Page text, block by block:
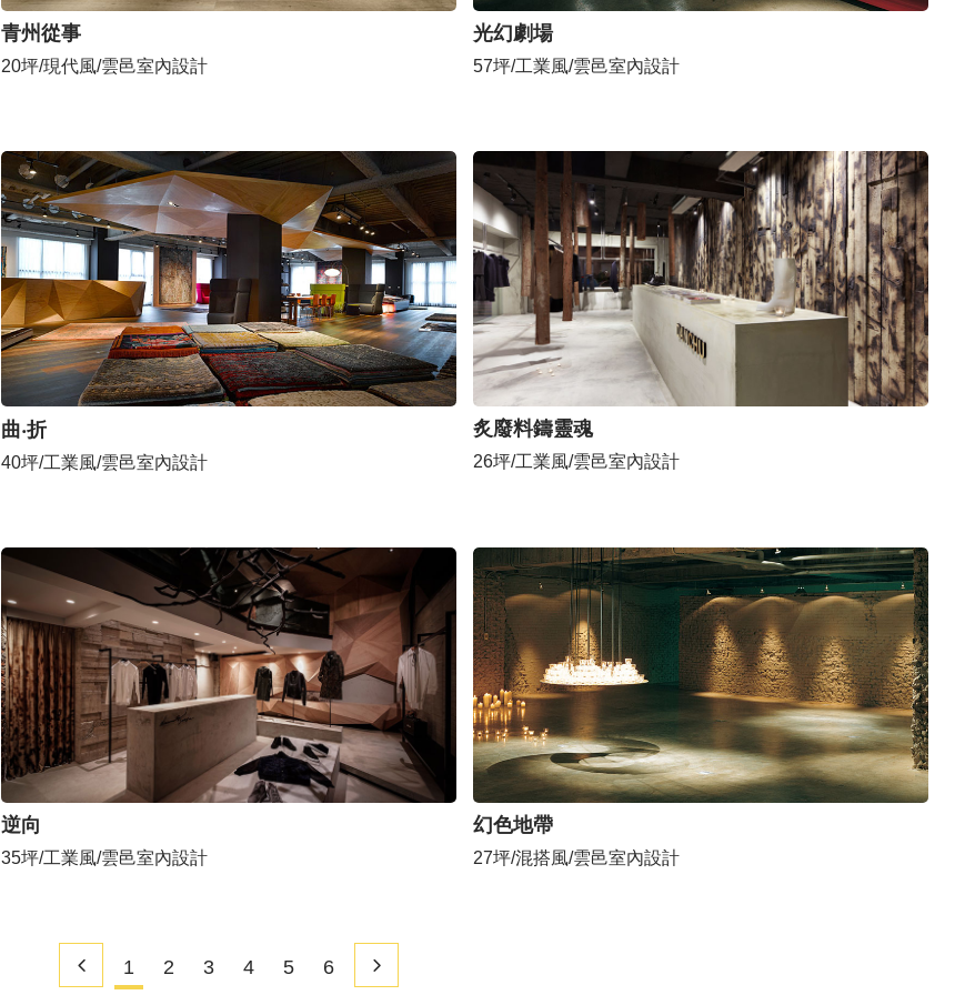
青州從事
20坪/現代風/雲邑室內設計
光幻劇場
57坪/工業風/雲邑室內設計
曲‧折
40坪/工業風/雲邑室內設計
炙廢料鑄靈魂
26坪/工業風/雲邑室內設計
逆向
35坪/工業風/雲邑室內設計
幻色地帶
27坪/混搭風/雲邑室內設計
1 2 3 4 5 6